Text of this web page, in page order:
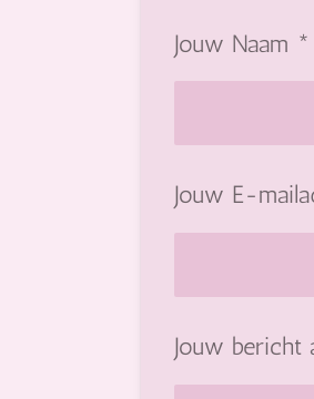
Jouw Naam *
Jouw E-
Jouw bericht